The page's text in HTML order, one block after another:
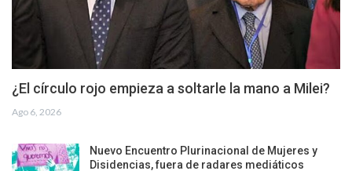
¿El círculo rojo empieza a soltarle la mano a Milei?
Ago 6, 2026
Nuevo Encuentro Plurinacional de Mujeres y
Disidencias, fuera de radares mediáticos